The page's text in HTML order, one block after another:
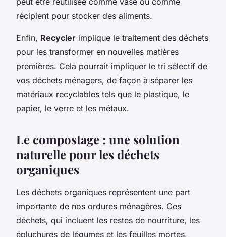
récipient pour stocker des aliments.
Enfin, Recycler implique le traitement des déchets
pour les transformer en nouvelles matières
premières. Cela pourrait impliquer le tri sélectif de
vos déchets ménagers, de façon à séparer les
matériaux recyclables tels que le plastique, le
papier, le verre et les métaux.
Le compostage : une solution
naturelle pour les déchets
organiques
Les déchets organiques représentent une part
importante de nos ordures ménagères. Ces
déchets, qui incluent les restes de nourriture, les
épluchures de légumes et les feuilles mortes,